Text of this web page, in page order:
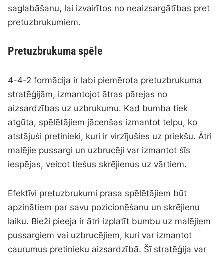
saglabāšanu, lai izvairītos no neaizsargātības pret
pretuzbrukumiem.
Pretuzbrukuma spēle
4-4-2 formācija ir labi piemērota pretuzbrukuma
stratēģijām, izmantojot ātras pārejas no
aizsardzības uz uzbrukumu. Kad bumba tiek
atgūta, spēlētājiem jācenšas izmantot telpu, ko
atstājuši pretinieki, kuri ir virzījušies uz priekšu. Ātri
malējie pussargi un uzbrucēji var izmantot šīs
iespējas, veicot tiešus skrējienus uz vārtiem.
Efektīvi pretuzbrukumi prasa spēlētājiem būt
apzinātiem par savu pozicionēšanu un skrējienu
laiku. Bieži pieeja ir ātri izplatīt bumbu uz malējiem
pussargiem vai uzbrucējiem, kuri var izmantot
caurumus pretinieku aizsardzībā. Šī stratēģija var